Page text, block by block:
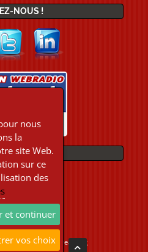
NOUS !
Webradio Streaming
nous
la
site Web.
sur ce
des
et continuer
vos choix